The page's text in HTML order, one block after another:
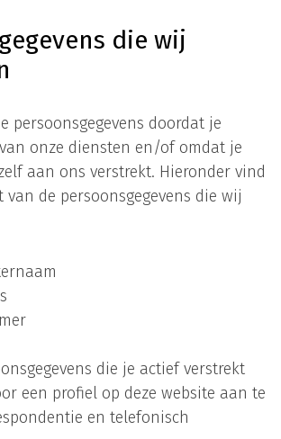
die wij
persoonsgegevens doordat je
onze diensten en/of omdat je
aan ons verstrekt. Hieronder vind
van de persoonsgegevens die wij
die je actief verstrekt
een profiel op deze website aan te
en telefonisch